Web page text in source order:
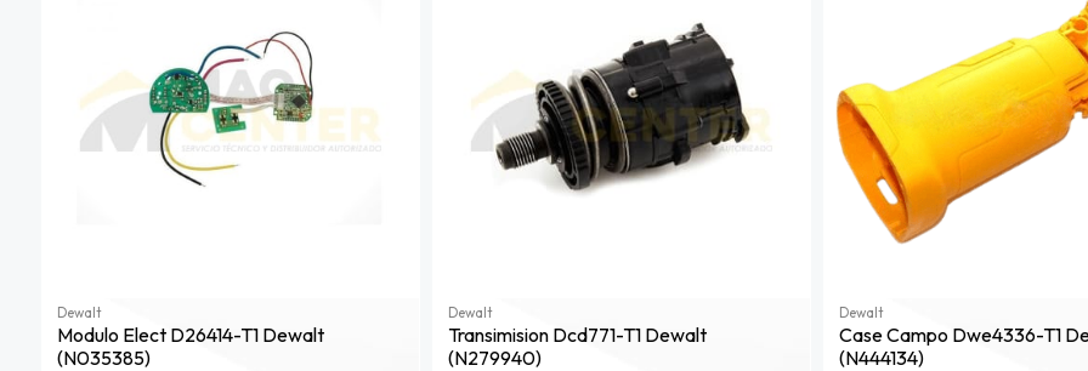
Dewalt
Modulo Elect D26414-T1 Dewalt
(n035385)
Dewalt
Transimision Dcd771-T1 Dewalt
(n279940)
Dewalt
Case Campo Dwe4336-T1
(n444134)